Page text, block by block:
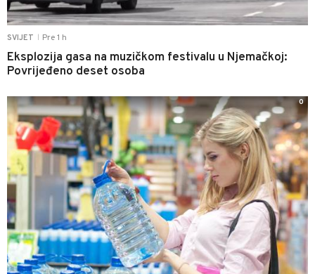
SVIJET Pre 1 h
Eksplozija gasa na muzičkom festivalu u Njemačkoj:
Povrijeđeno deset osoba
0